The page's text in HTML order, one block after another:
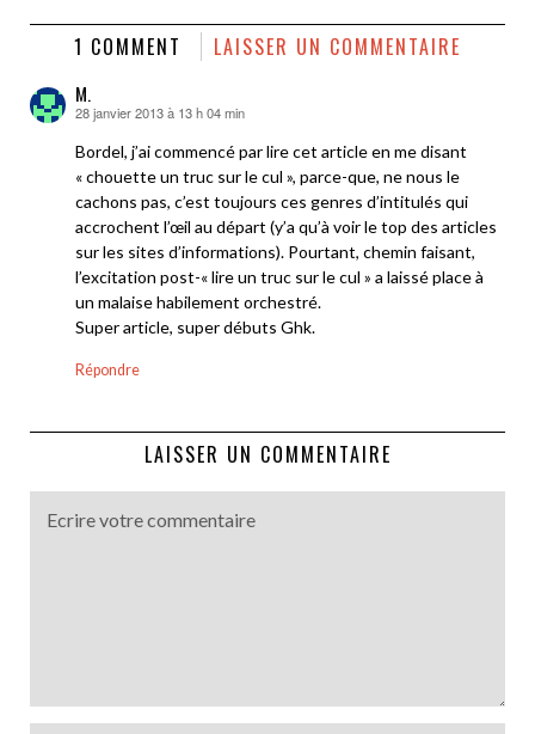
1 COMMENT LAISSER UN COMMENTAIRE
M.
dit :
28 janvier 2013 à 13 h 04 min
Bordel, j’ai commencé par lire cet article en me disant
« chouette un truc sur le cul », parce-que, ne nous le
cachons pas, c’est toujours ces genres d’intitulés qui
accrochent l’œil au départ (y’a qu’à voir le top des articles
sur les sites d’informations). Pourtant, chemin faisant,
l’excitation post-« lire un truc sur le cul » a laissé place à
un malaise habilement orchestré.
Super article, super débuts Ghk.
Répondre
LAISSER UN COMMENTAIRE